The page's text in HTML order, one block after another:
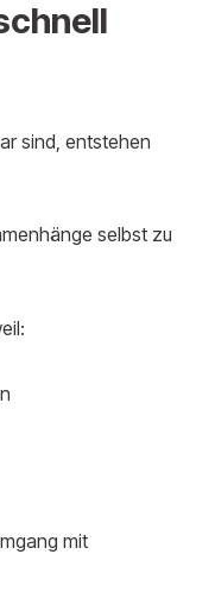
sind, entstehen
selbst zu
mit